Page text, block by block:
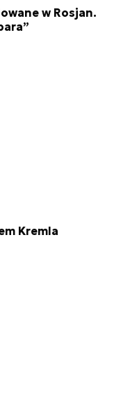
w Rosjan.
Kremla